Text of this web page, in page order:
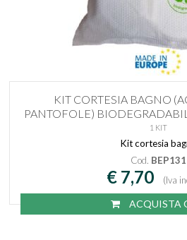
KIT CORTESIA BAGNO (ACCAPPATOIO E
PANTOFOLE)
1 KIT
Kit cortesia
Cod. BEP131
€ 7,70 (Iva
ACQUISTA